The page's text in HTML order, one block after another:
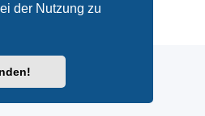
der Nutzung zu
durchphpBB.de